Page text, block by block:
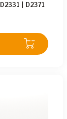
D2331
D2371